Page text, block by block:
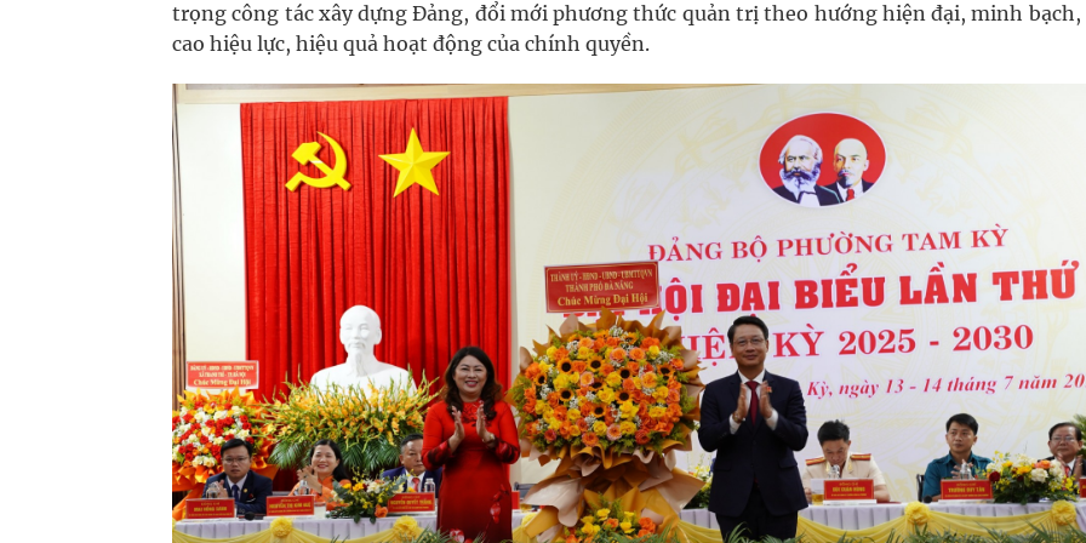
trọng công tác xây dựng Đảng, đổi mới phương thức quản trị theo hướng hiện đại, minh bạch,
cao hiệu lực, hiệu quả hoạt động của chính quyền.